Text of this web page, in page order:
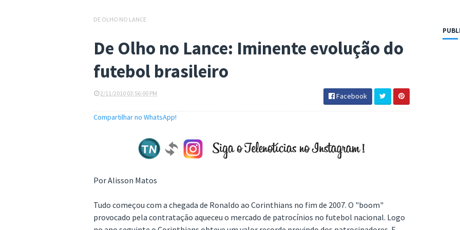
DE OLHO NO LANCE
De Olho no Lance: Iminente evolução do
futebol brasileiro
2/11/2010 03:56:00 PM Facebook
Compartilhar no WhatsApp!
Por Alisson Matos
Tudo começou com a chegada de Ronaldo ao Corinthians no fim de 2007. O "boom"
provocado pela contratação aqueceu o mercado de patrocínios no futebol nacional. Logo